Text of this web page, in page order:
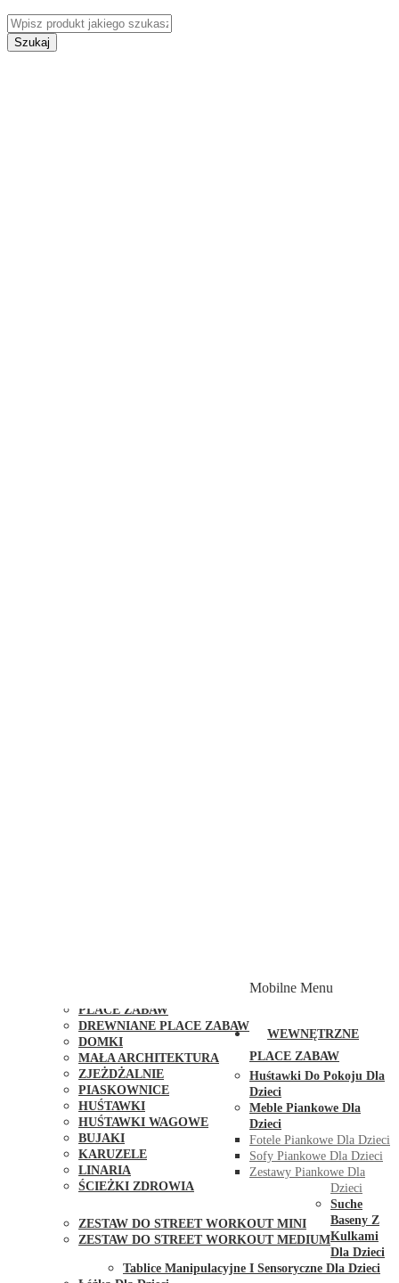
Szukaj
PLACE ZABAW
DREWNIANE PLACE ZABAW
DOMKI
MAŁA ARCHITEKTURA
ZJEŻDŻALNIE
PIASKOWNICE
HUŚTAWKI
HUŚTAWKI WAGOWE
BUJAKI
KARUZELE
LINARIA
ŚCIEŻKI ZDROWIA
ZESTAW DO STREET WORKOUT MINI
ZESTAW DO STREET WORKOUT MEDIUM
Mobilne Menu
WEWNĘTRZNE
PLACE ZABAW
Huśtawki Do Pokoju Dla
Dzieci
Meble Piankowe Dla
Dzieci
Fotele Piankowe Dla Dzieci
Sofy Piankowe Dla Dzieci
Zestawy Piankowe Dla
Dzieci
Suche
Baseny Z
Kulkami
Dla Dzieci
Tablice Manipulacyjne I Sensoryczne Dla Dzieci